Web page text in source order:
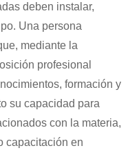
deben instalar,
Una persona
mediante la
profesional
formación y
su capacidad para
con la materia,
capacitación en